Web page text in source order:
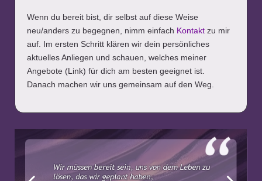
Wenn du bereit bist, dir selbst auf diese Weise
neu/anders zu begegnen, nimm einfach Kontakt zu mir
auf. Im ersten Schritt klären wir dein persönliches
aktuelles Anliegen und schauen, welches meiner
Angebote (Link) für dich am besten geeignet ist.
Danach machen wir uns gemeinsam auf den Weg.